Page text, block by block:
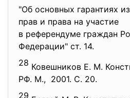
"Об основных гарантиях
прав и права на участие
в референдуме граждан
Федерации" ст. 14.
28 Ковешников Е. М.
РФ. М., 2001. С. 20.
29